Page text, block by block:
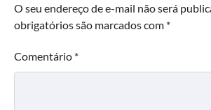
O seu endereço de e-mail não será
obrigatórios são marcados com *
Comentário *